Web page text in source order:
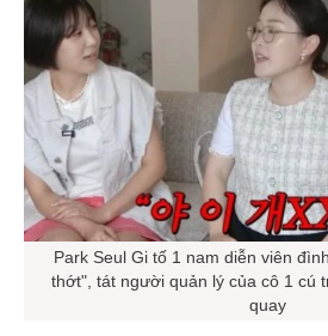
Park Seul Gi tố 1 nam diễn viên
thớt", tát người quản lý của cô 1 cú
quay